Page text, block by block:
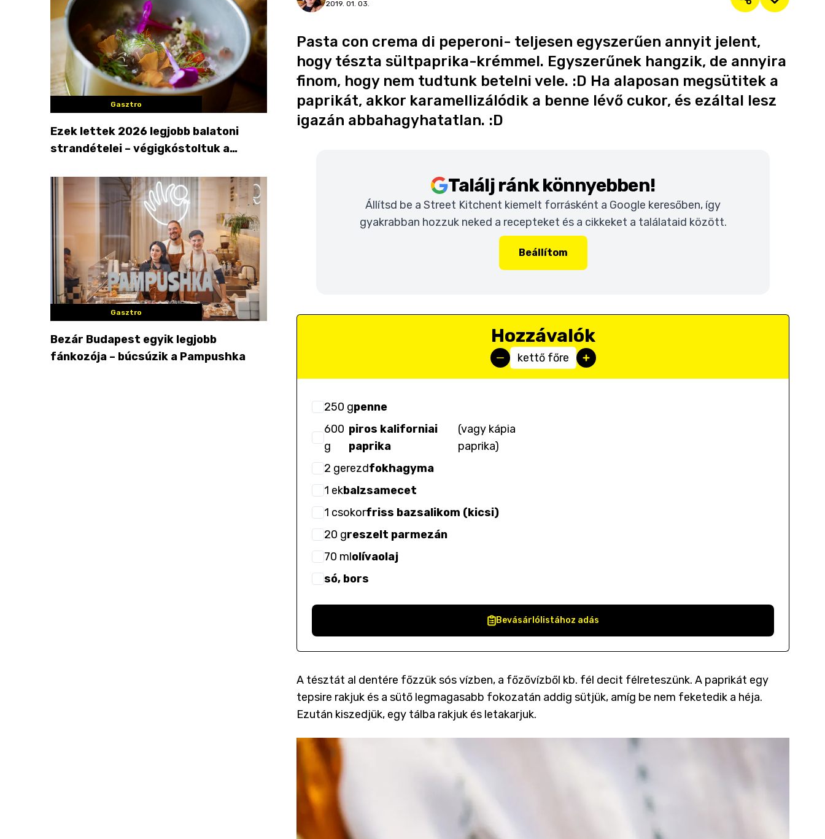
Gasztro
Ezek lettek 2026 legjobb balatoni
strandételei – végigkóstoltuk a
Gasztro
Bezár Budapest egyik legjobb
fánkozója – búcsúzik a Pampushka
2019. 01. 03.
Pasta con crema di peperoni- teljesen egyszerűen annyit jelent,
hogy tészta sültpaprika-krémmel. Egyszerűnek hangzik, de annyira
finom, hogy nem tudtunk betelni vele. :D Ha alaposan megsütitek a
paprikát, akkor karamellizálódik a benne lévő cukor, és ezáltal lesz
igazán abbahagyhatatlan. :D
Találj ránk könnyebben!
Állítsd be a Street Kitchent kiemelt forrásként a Google keresőben, így
gyakrabban hozzuk neked a recepteket és a cikkeket a találataid között.
Beállítom
Hozzávalók
kettő főre
250 gpenne
600
g
piros kaliforniai
paprika
(vagy kápia
paprika)
2 gerezdfokhagyma
1 ekbalzsamecet
1 csokorfriss bazsalikom (kicsi)
20 greszelt parmezán
70 mlolívaolaj
só, bors
Bevásárlólistához adás
A tésztát al dentére főzzük sós vízben, a főzővízből kb. fél decit félreteszünk.A paprikát egy
tepsire rakjuk és a sütő legmagasabb fokozatán addig sütjük, amíg be nem feketedik a héja.
Ezután kiszedjük, egy tálba rakjuk és letakarjuk.